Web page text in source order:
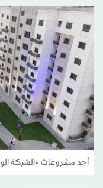
أحد مشروعات «الشركة